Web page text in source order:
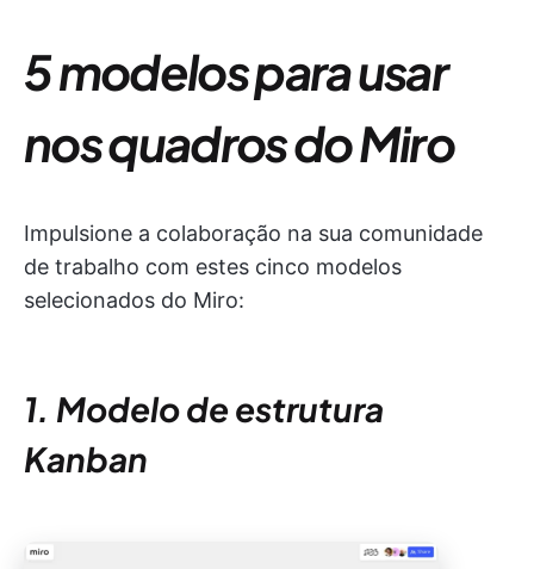
5 modelos para usar
nos quadros do Miro
Impulsione a colaboração na sua comunidade
de trabalho com estes cinco modelos
selecionados do Miro:
1. Modelo de estrutura
Kanban